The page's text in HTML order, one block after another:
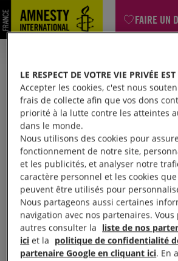
FAIRE UN
Mon espace
Votre adresse email (obligatoire)
LE RESPECT DE VOTRE VIE PRIVÉE
Accepter les cookies, c'est nous
frais de collecte afin que vos dons
priorité à la lutte contre les atteintes
dans le monde.
Nous utilisons des cookies pour
fonctionnement de notre site,
et les publicités, et analyser notre
caractère personnel et les cookies
peuvent être utilisés pour
Nous partageons aussi certaines
navigation avec nos partenaires. Vous
autres consulter la liste de nos
ici et la politique de confidentialité
partenaire Google en cliquant ici. En